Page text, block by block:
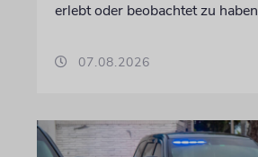
erlebt oder beobachtet zu haben
07.08.2026